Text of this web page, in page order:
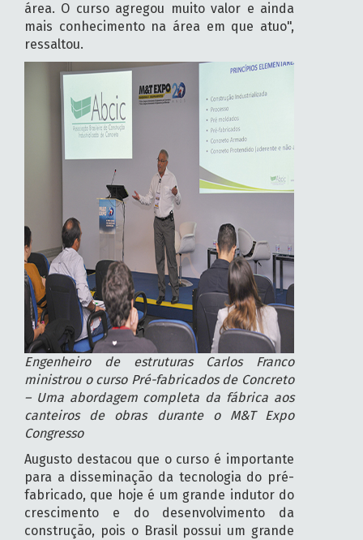
área. O curso agregou muito valor e ainda
mais conhecimento na área em que atuo",
ressaltou.
Engenheiro de estruturas Carlos Franco
ministrou o curso Pré-fabricados de Concreto
– Uma abordagem completa da fábrica aos
canteiros de obras durante o M&T Expo
Congresso
Augusto destacou que o curso é importante
para a disseminação da tecnologia do pré-
fabricado, que hoje é um grande indutor do
crescimento e do desenvolvimento da
construção, pois o Brasil possui um grande